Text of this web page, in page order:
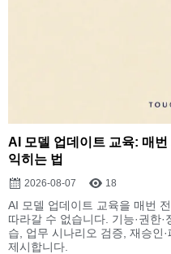
AI 모델 업데이트 교육: 매
익히는 법
2026-08-07 18
AI 모델 업데이트 교육을 매번
따라갈 수 없습니다. 기능·권한
습, 업무 시나리오 검증, 재승인
제시합니다.